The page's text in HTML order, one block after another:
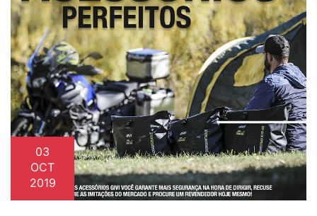
03
OCT
2019